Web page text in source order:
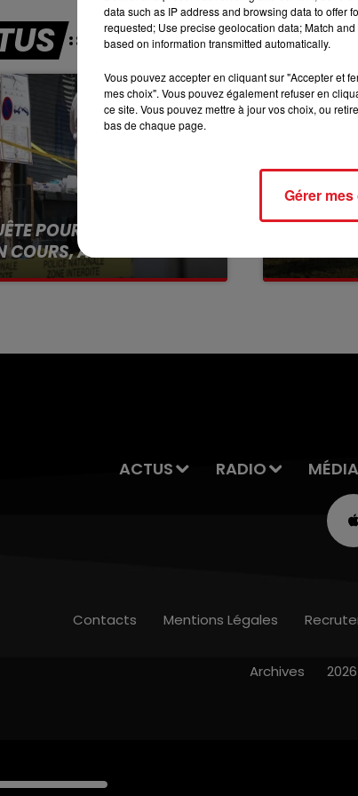
END SUR
POUR HOMICIDE
COURS, APRÈS LA...
éléments, le logement
LA BASE
La victime
ACTUS RADIO
Contacts Mentions Légales
Archives 2026
data such as IP address and browsing data to offer
requested; Use precise geolocation data; Match
based on information transmitted automatically.
Vous pouvez accepter en cliquant sur "Accepter et
mes choix". Vous pouvez également refuser en
ce site. Vous pouvez mettre à jour vos choix, ou
bas de chaque page.
Gérer